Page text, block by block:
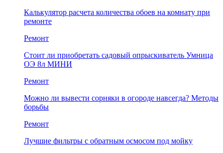
Калькулятор расчета количества обоев на комнату при
ремонте
Ремонт
Стоит ли приобретать садовый опрыскиватель Умница
ОЭ 8л МИНИ
Ремонт
Можно ли вывести сорняки в огороде навсегда? Методы
борьбы
Ремонт
Лучшие фильтры с обратным осмосом под мойку